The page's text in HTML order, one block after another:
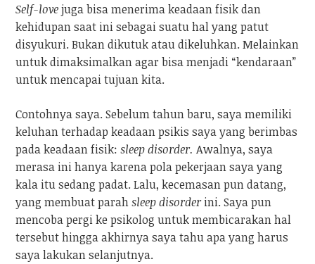
Self-lovejuga bisa menerima keadaan fisik dan
kehidupan saat ini sebagai suatu hal yang patut
disyukuri. Bukan dikutuk atau dikeluhkan. Melainkan
untuk dimaksimalkan agar bisa menjadi “kendaraan”
untuk mencapai tujuan kita.
Contohnya saya. Sebelum tahun baru, saya memiliki
keluhan terhadap keadaan psikis saya yang berimbas
pada keadaan fisik:sleep disorder.Awalnya, saya
merasa ini hanya karena pola pekerjaan saya yang
kala itu sedang padat. Lalu, kecemasan pun datang,
yang membuat parahsleep disorderini. Saya pun
mencoba pergi ke psikolog untuk membicarakan hal
tersebut hingga akhirnya saya tahu apa yang harus
saya lakukan selanjutnya.